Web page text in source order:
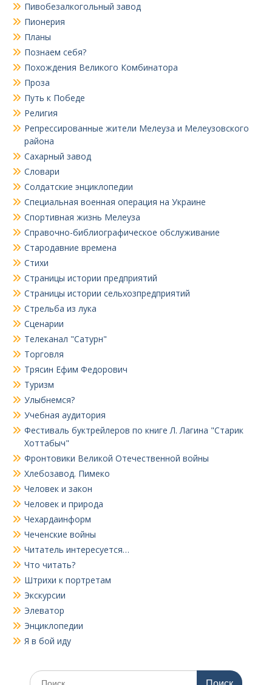
Пивобезалкогольный завод
Пионерия
Планы
Познаем себя?
Похождения Великого Комбинатора
Проза
Путь к Победе
Религия
Репрессированные жители Мелеуза и Мелеузовского
района
Сахарный завод
Словари
Солдатские энциклопедии
Специальная военная операция на Украине
Спортивная жизнь Мелеуза
Справочно-библиографическое обслуживание
Стародавние времена
Стихи
Страницы истории предприятий
Страницы истории сельхозпредприятий
Стрельба из лука
Сценарии
Телеканал "Сатурн"
Торговля
Трясин Ефим Федорович
Туризм
Улыбнемся?
Учебная аудитория
Фестиваль буктрейлеров по книге Л. Лагина "Старик
Хоттабыч"
Фронтовики Великой Отечественной войны
Хлебозавод. Пимеко
Человек и закон
Человек и природа
Чехардаинформ
Чеченские войны
Читатель интересуется…
Что читать?
Штрихи к портретам
Экскурсии
Элеватор
Энциклопедии
Я в бой иду
Поиск